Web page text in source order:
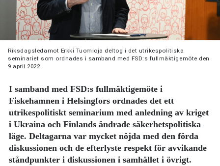
Riksdagsledamot Erkki Tuomioja deltog i det utrikespolitiska
seminariet som ordnades i samband med FSD:s fullmäktigemöte den
9 april 2022.
I samband med FSD:s fullmäktigemöte i
Fiskehamnen i Helsingfors ordnades det ett
utrikespolitiskt seminarium med anledning av kriget
i Ukraina och Finlands ändrade säkerhetspolitiska
läge. Deltagarna var mycket nöjda med den förda
diskussionen och de efterlyste respekt för avvikande
ståndpunkter i diskussionen i samhället i övrigt.